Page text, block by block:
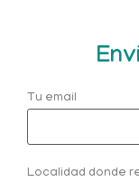
Tu email
Localidad donde